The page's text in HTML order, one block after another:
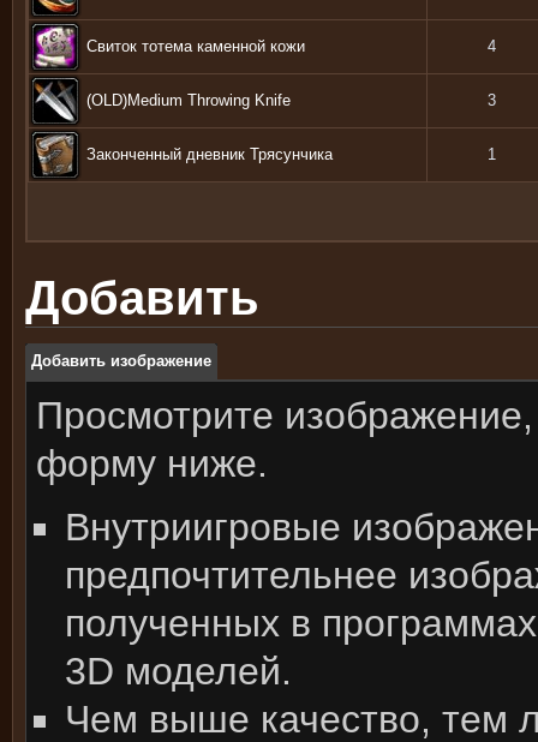
Свиток тотема каменной кожи 4
(OLD)Medium Throwing Knife 3
Законченный дневник Трясунчика 1
Добавить
Добавить изображение
Просмотрите изображение,
форму ниже.
Внутриигровые
предпочтительнее
полученных в
3D моделей.
Чем выше качество, тем